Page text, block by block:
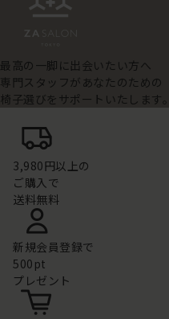
最高の一脚に出会いたい方へ
専門スタッフがあなたのための
椅子選びをサポートいたします。
3,980円以上の
ご購入で
送料無料
新規会員登録で
500pt
プレゼント